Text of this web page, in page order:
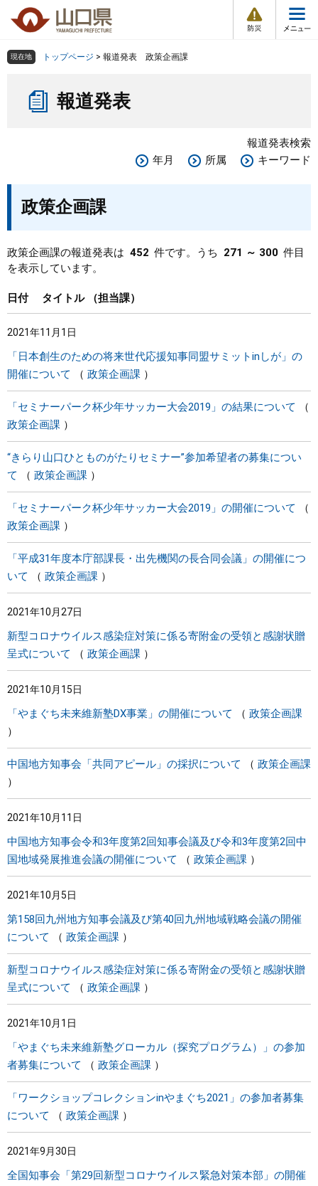
の
ー
メ
組織で探す
Other Languages
くらし・環境
教育・文化・スポーツ
しごと・産業・観光
県政情報
現在地 トップページ > 報道発表 政策企画課
報道発表
報道発表検索
年月
所属 キーワード
政策企画課
政策企画課の報道発表は 452 件です。うち 271 ～ 300 件目
を表示しています。
日付 タイトル 担当課
2021年11月1日
「日本創生のための将来世代応援知事同盟サミットinしが」の
開催について
政策企画課
「セミナーパーク杯少年サッカー大会2019」の結果について
政策企画課
“きらり山口ひとものがたりセミナー”参加希望者の募集につい
て
政策企画課
「セミナーパーク杯少年サッカー大会2019」の開催について
政策企画課
「平成31年度本庁部課長・出先機関の長合同会議」の開催につ
いて
政策企画課
2021年10月27日
新型コロナウイルス感染症対策に係る寄附金の受領と感謝状贈
呈式について
政策企画課
2021年10月15日
「やまぐち未来維新塾DX事業」の開催について 政策企画課
中国地方知事会「共同アピール」の採択について 政策企画課
2021年10月11日
中国地方知事会令和3年度第2回知事会議及び令和3年度第2回中
国地域発展推進会議の開催について
政策企画課
2021年10月5日
第158回九州地方知事会議及び第40回九州地域戦略会議の開催
について
政策企画課
新型コロナウイルス感染症対策に係る寄附金の受領と感謝状贈
呈式について
政策企画課
2021年10月1日
「やまぐち未来維新塾グローカル（探究プログラム）」の参加
者募集について
政策企画課
「ワークショップコレクションinやまぐち2021」の参加者募集
について
政策企画課
2021年9月30日
全国知事会「第29回新型コロナウイルス緊急対策本部」の開催